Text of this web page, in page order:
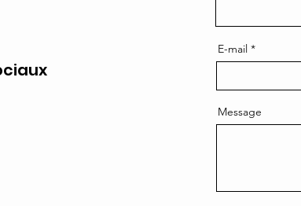
E-mail
Message